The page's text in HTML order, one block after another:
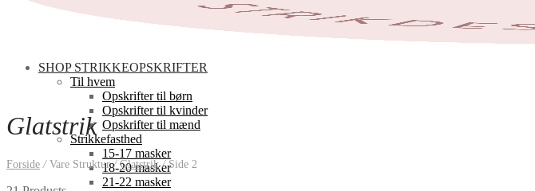
SHOP STRIKKEOPSKRIFTER
Til hvem
Opskrifter til børn
Opskrifter til kvinder
Opskrifter til mænd
Strikkefasthed
15-17 masker
18-20 masker
21-22 masker
Glatstrik
Forside /Vare Struktur/ Glatstrik /Side 2